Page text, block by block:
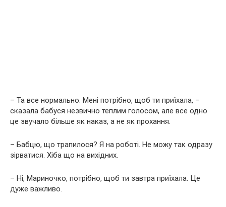
– Та все нормально. Мені потрібно, щоб ти приїхала, –
сказала бабуся незвично теплим голосом, але все одно
це звучало більше як наказ, а не як прохання.
– Бабцю, що трапилося? Я на роботі. Не можу так одразу
зірватися. Хіба що на вихідних.
– Ні, Мариночко, потрібно, щоб ти завтра приїхала. Це
дуже важливо.